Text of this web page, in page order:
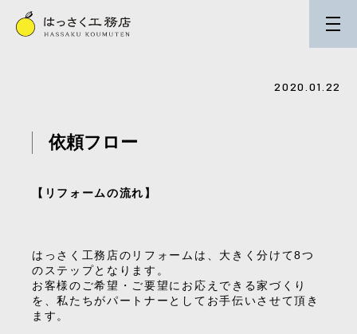
2020.01.22
依頼フロー
【リフォームの流れ】
はっさく工務店のリフォームは、大きく分けて8つ
のステップとなります。
お客様のご希望・ご要望にお応えできる家づくり
を、私たちがパートナーとしてお手伝いさせて頂き
ます。